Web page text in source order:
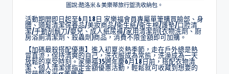
圖說:酷洛米＆美樂蒂旅行盥洗收納包。
活動期間即日起至6月18日 家樂福會員專屬單筆購買臉部、身
體、頭髮清潔保養品/美妝商品/衛生紙/衛生棉/護墊/口腔清
潔/手動刮鬍刀/嬰兒、成人紙尿褲/家用清潔劑(衣物洗劑、廚
房浴廁清潔劑、殺蟲劑)商品，消費不限金額即可加購。
【加碼最殺搭配優惠】進入初夏炎熱季節，走在戶外總是熱
冒直流，保持清爽的自己，洗衣服成為常態，洗澡成為一天
放鬆的享受時刻。家樂福35週年慶6月18日前，搭配衣物清
潔、個人清潔達指定金額優惠活動，輕鬆就可收藏到想要的